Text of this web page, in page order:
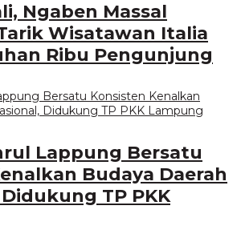
Ngaben Massal
Wisatawan Italia
Ribu Pengunjung
Lappung Bersatu
Budaya Daerah
TP PKK